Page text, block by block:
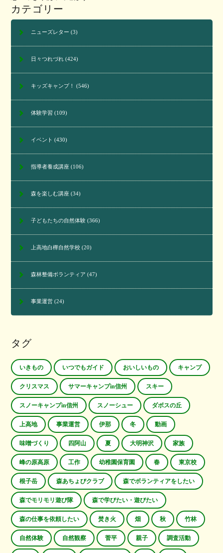
カテゴリー
ニューズレター (3)
日々つれづれ(424)
キッズキャンプ！ (546)
体験学習 (109)
イベント (430)
指導者養成講座(106)
森を楽しむ講座(34)
子どもたちの自然体験(366)
上高地白樺自然学校(20)
森林整備ボランティア (47)
事業運営(24)
タグ
いきもの いつでもガイド おいしいもの キャンプ
クリスマス サマーキャンプin信州 スキー
スノーキャンプin信州 スノーシュー ダボスの丘
上高地 事業運営 伊那 冬 動画
味噌づくり 四阿山 夏 大明神沢 家族
峰の原高原 工作 幼稚園保育園 春 東京校
根子岳 森あちょびクラブ 森でボランティアをしたい
森でモリモリ遊び隊 森で学びたい・遊びたい
森の仕事を依頼したい 焚き火 畑 秋 竹林
自然体験 自然観察 菅平 親子 調査活動